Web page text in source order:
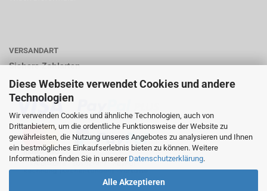
Diese Webseite verwendet Cookies und andere
Technologien
Wir verwenden Cookies und ähnliche Technologien, auch von
Drittanbietern, um die ordentliche Funktionsweise der Website zu
gewährleisten, die Nutzung unseres Angebotes zu analysieren und Ihnen
ein bestmögliches Einkaufserlebnis bieten zu können. Weitere
Informationen finden Sie in unserer Datenschutzerklärung.
Alle Akzeptieren
VERSANDART
Sichere Zahlarten